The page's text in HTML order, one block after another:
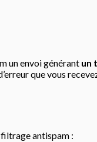
un envoi générant un
que vous
filtrage antispam :